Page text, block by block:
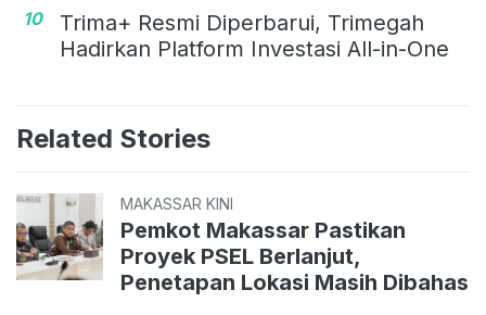
10
Trima+ Resmi Diperbarui, Trimegah
Hadirkan Platform Investasi All-in-One
Related Stories
MAKASSAR KINI
Pemkot Makassar Pastikan
Proyek PSEL Berlanjut,
Penetapan Lokasi Masih Dibahas